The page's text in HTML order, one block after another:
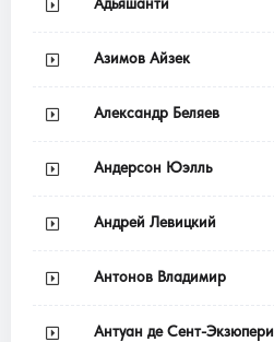
Азимов Айзек
Александр Беляев
Андерсон Юэлль
Андрей Левицкий
Антонов Владимир
Антуан де Сент-Экзюпери